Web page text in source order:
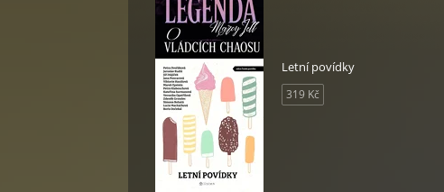
Letní povídky
319 Kč